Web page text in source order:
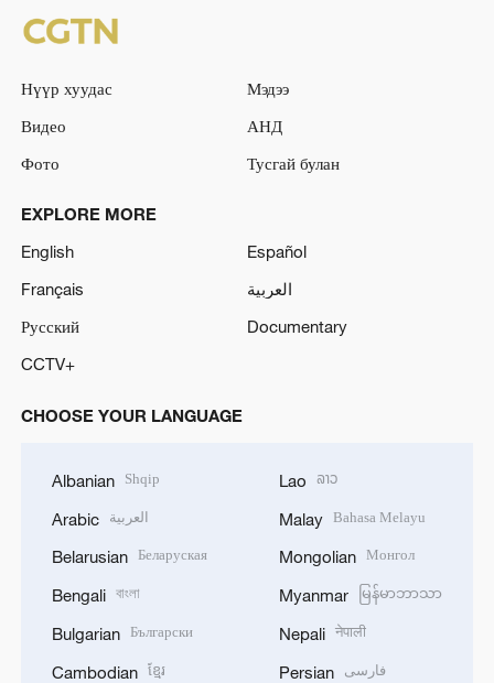
Нүүр хуудас
Мэдээ
Видео
АНД
Фото
Тусгай булан
EXPLORE MORE
English
Español
Français
العربية
Русский
Documentary
CCTV+
CHOOSE YOUR LANGUAGE
Albanian Shqip
Arabic العربية
Belarusian Беларуская
Bengali বাংলা
Bulgarian Български
Cambodian ខ្មែរ
Lao ລາວ
Malay Bahasa Melayu
Mongolian Монгол
Myanmar မြန်မာဘာသာ
Nepali नेपाली
Persian فارسی